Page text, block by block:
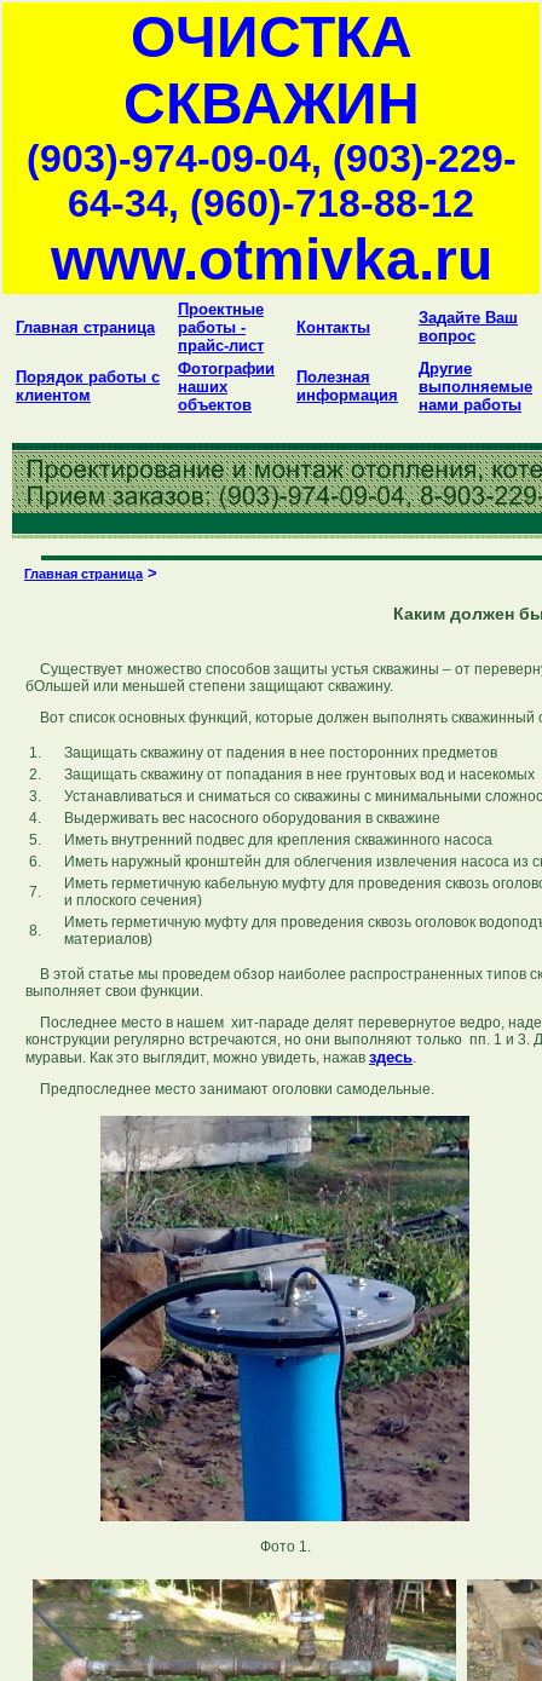
ОЧИСТКА
СКВАЖИН
(903)-974-09-04, (903)-229-
64-34, (960)-718-88-12
www.otmivka.ru
Главная страница
Проектные
работы -
прайс-лист
Контакты
Задайте Ваш
вопрос
Порядок работы с
клиентом
Фотографии
наших
объектов
Полезная
информация
Другие
выполняемые
нами работы
Главная страница>
Каким должен
Существует множество способов защиты устья скважины – от
бОльшей или меньшей степени защищают скважину.
Вот список основных функций, которые должен выполнять скважинный
1.
Защищать скважину от падения в нее посторонних предметов
2.
Защищать скважину от попадания в нее грунтовых вод и насекомых
3.
Устанавливаться и сниматься со скважины с минимальными
4.
Выдерживать вес насосного оборудования в скважине
5.
Иметь внутренний подвес для крепления скважинного насоса
6.
Иметь наружный кронштейн для облегчения извлечения насоса из
7.
Иметь герметичную кабельную муфту для проведения сквозь
и плоского сечения)
8.
Иметь герметичную муфту для проведения сквозь оголовок
материалов)
В этой статье мы проведем обзор наиболее распространенных типов
выполняет свои функции.
Последнее место в нашем хит-параде делят перевернутое ведро,
конструкции регулярно встречаются, но они выполняют только пп. 1 и
муравьи. Как это выглядит, можно увидеть, нажав здесь.
Предпоследнее место занимают оголовки самодельные.
Фото 1.